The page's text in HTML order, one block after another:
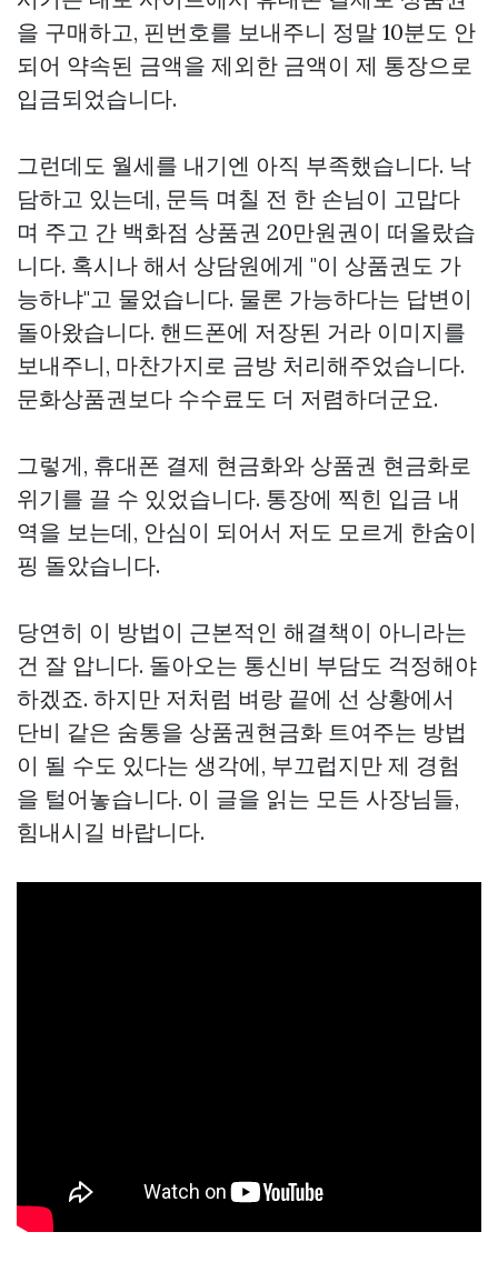
을 구매하고, 핀번호를 보내주니 정말 10분도 안
되어 약속된 금액을 제외한 금액이 제 통장으로
입금되었습니다.
그런데도 월세를 내기엔 아직 부족했습니다. 낙
담하고 있는데, 문득 며칠 전 한 손님이 고맙다
며 주고 간 백화점 상품권 20만원권이 떠올랐습
니다. 혹시나 해서 상담원에게 "이 상품권도 가
능하냐"고 물었습니다. 물론 가능하다는 답변이
돌아왔습니다. 핸드폰에 저장된 거라 이미지를
보내주니, 마찬가지로 금방 처리해주었습니다.
문화상품권보다 수수료도 더 저렴하더군요.
그렇게, 휴대폰 결제 현금화와 상품권 현금화로
위기를 끌 수 있었습니다. 통장에 찍힌 입금 내
역을 보는데, 안심이 되어서 저도 모르게 한숨이
핑 돌았습니다.
당연히 이 방법이 근본적인 해결책이 아니라는
건 잘 압니다. 돌아오는 통신비 부담도 걱정해야
하겠죠. 하지만 저처럼 벼랑 끝에 선 상황에서
단비 같은 숨통을 상품권현금화 트여주는 방법
이 될 수도 있다는 생각에, 부끄럽지만 제 경험
을 털어놓습니다. 이 글을 읽는 모든 사장님들,
힘내시길 바랍니다.